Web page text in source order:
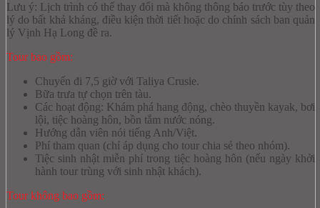
Lưu ý: Lịch trình có thể thay đổi mà không thông báo trước tùy theo
lý do bất khả kháng, điều kiện thời tiết hoặc do chính sách ban quản
lý Vịnh Hạ Long đề ra.
Tour bao gồm:
Chuyến đi 7,5 giờ với Taliya Crusie.
Bữa trưa tự chọn trên tàu.
Các hoạt động: Khám phá hang động, chèo thuyền kayak, bơi
lội, tiệc hoàng hôn, bồn tắm nước nóng.
Hướng dẫn viên nói tiếng Anh/Việt.
Phí tham quan (chỉ áp dụng cho tour chia sẻ theo nhóm).
Tiệc sinh nhật miễn phí trong tiệc hoàng hôn (nếu ngày khởi
hành tour trùng với sinh nhật khách).
Tour không bao gồm: